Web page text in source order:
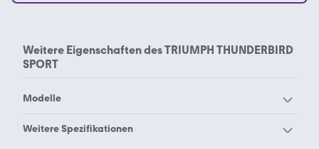
Weitere Eigenschaften desTRIUMPH THUNDERBIRD
SPORT
Modelle
Triumph 5T Speed Twin
Weitere Spezifikationen